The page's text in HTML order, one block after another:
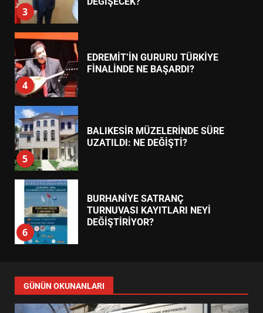
3
4
EDREMİT’İN GURURU TÜRKİYE
FİNALİNDE NE BAŞARDI?
5
BALIKESİR MÜZELERİNDE SÜRE
UZATILDI: NE DEĞİŞTİ?
6
BURHANİYE SATRANÇ
TURNUVASI KAYITLARI NEYİ
DEĞİŞTİRİYOR?
7
YENİ YÖNETİM NASIL
ŞEKİLLENDİ?
GÜNÜN OKUNANLARI